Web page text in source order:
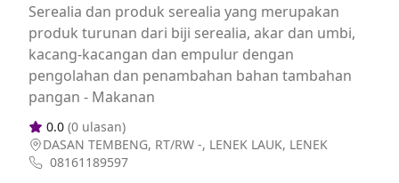
Serealia dan produk serealia yang merupakan
produk turunan dari biji serealia, akar dan umbi,
kacang-kacangan dan empulur dengan
pengolahan dan penambahan bahan tambahan
pangan - Makanan
0.0 (0 ulasan)
DASAN TEMBENG, RT/RW -, LENEK LAUK, LENEK
08161189597